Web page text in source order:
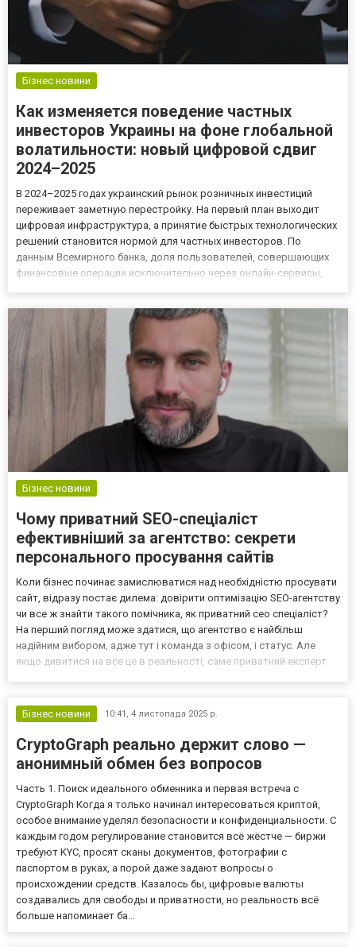
Бізнес новини
Как изменяется поведение частных
инвесторов Украины на фоне глобальной
волатильности: новый цифровой сдвиг
2024–2025
В 2024–2025 годах украинский рынок розничных инвестиций
переживает заметную перестройку. На первый план выходит
цифровая инфраструктура, а принятие быстрых технологических
решений становится нормой для частных инвесторов. По
данным Всемирного банка, доля пользователей, совершающих
финансовые операции исключительно через онлайн-сервисы,
Бізнес новини
Чому приватний SEO-спеціаліст
ефективніший за агентство: секрети
персонального просування сайтів
Коли бізнес починає замислюватися над необхідністю просувати
сайт, відразу постає дилема: довірити оптимізацію SEO-агентству
чи все ж знайти такого помічника, як приватний сео спеціаліст?
На перший погляд може здатися, що агентство є найбільш
надійним вибором, адже тут і команда з офісом, і статус. Але
якщо дивитися на все це в реальності, саме приватний експерт
Бізнес новини
10:41, 4 листопада 2025 р.
CryptoGraph реально держит слово —
анонимный обмен без вопросов
Часть 1. Поиск идеального обменника и первая встреча с
CryptoGraph Когда я только начинал интересоваться криптой,
особое внимание уделял безопасности и конфиденциальности. С
каждым годом регулирование становится всё жёстче — биржи
требуют KYC, просят сканы документов, фотографии с
паспортом в руках, а порой даже задают вопросы о
происхождении средств. Казалось бы, цифровые валюты
создавались для свободы и приватности, но реальность всё
больше напоминает ба...